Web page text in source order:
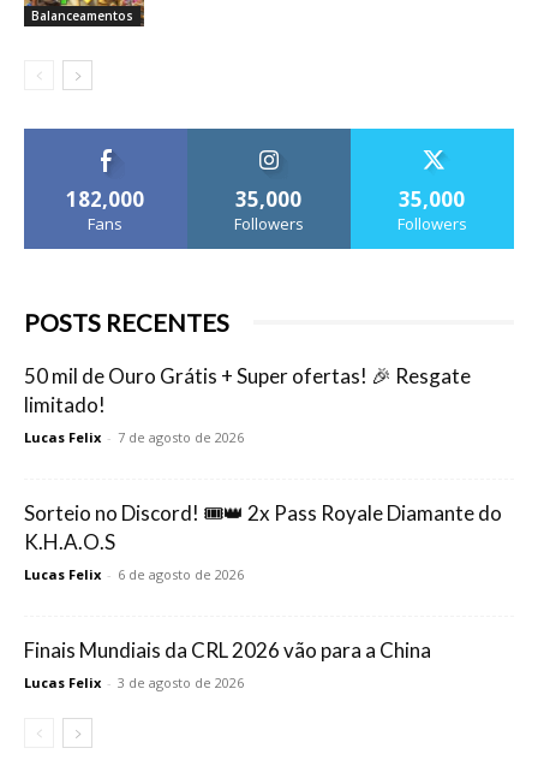
Balanceamentos
182,000
Fans
35,000
Followers
35,000
Followers
POSTS RECENTES
50 mil de Ouro Grátis + Super ofertas! 🎉 Resgate
limitado!
Lucas Felix - 7 de agosto de 2026
Sorteio no Discord! 🎟️👑 2x Pass Royale Diamante do
K.H.A.O.S
Lucas Felix - 6 de agosto de 2026
Finais Mundiais da CRL 2026 vão para a China
Lucas Felix - 3 de agosto de 2026